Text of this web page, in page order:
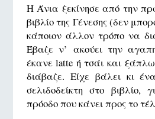
Η Άνια ξεκίνησε από την
βιβλίο της Γένεσης (δεν
κάποιον άλλον τρόπο να
Έβαζε ν’ ακούει την
έκανε latte ή τσάι και
διάβαζε. Είχε βάλει κι
σελιδοδείκτη στο βιβλίο,
πρόοδο που κάνει προς το